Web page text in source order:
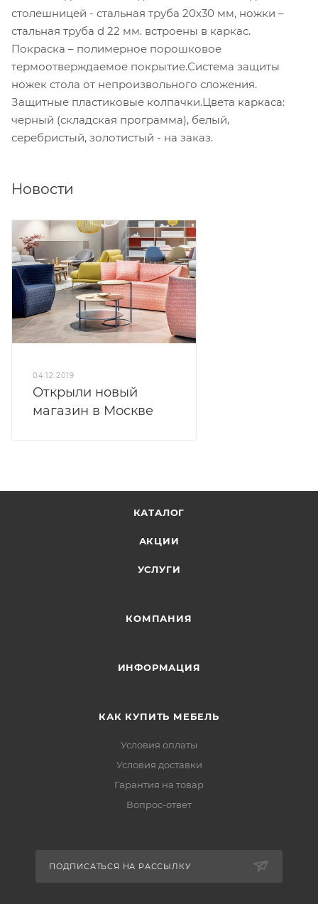
столешницей - стальная труба 20х30 мм, ножки –
стальная труба d 22 мм. встроены в каркас.
Покраска – полимерное порошковое
термоотверждаемое покрытие.Система защиты
ножек стола от непроизвольного сложения.
Защитные пластиковые колпачки.Цвета каркаса:
черный (складская программа), белый,
серебристый, золотистый - на заказ.
Новости
04.12.2019
Открыли новый
магазин в Москве
КАТАЛОГ
АКЦИИ
УСЛУГИ
КОМПАНИЯ
ИНФОРМАЦИЯ
КАК КУПИТЬ МЕБЕЛЬ
Условия оплаты
Условия доставки
Гарантия на товар
Вопрос-ответ
ПОДПИСАТЬСЯ НА РАССЫЛКУ